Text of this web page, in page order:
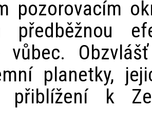
pozorovacím
předběžnou
vůbec.
planetky,
přiblížení k